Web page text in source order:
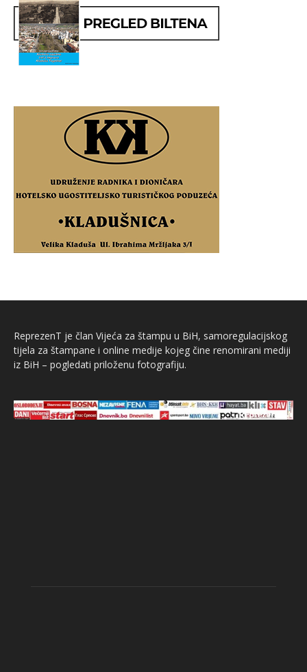
ReprezenT je član Vijeća za štampu u BiH, samoregulacijskog
tijela za štampane i online medije kojeg čine renomirani mediji
iz BiH – pogledati priloženu fotografiju.